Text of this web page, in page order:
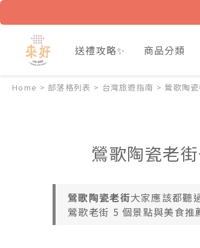
送禮攻略✨ 商品分類
Home > 部落格列表 > 台灣旅遊指南 > 鶯歌陶
鶯歌陶瓷老
鶯歌陶瓷老街大家應該都聽
鶯歌老街 5 個景點與美食推